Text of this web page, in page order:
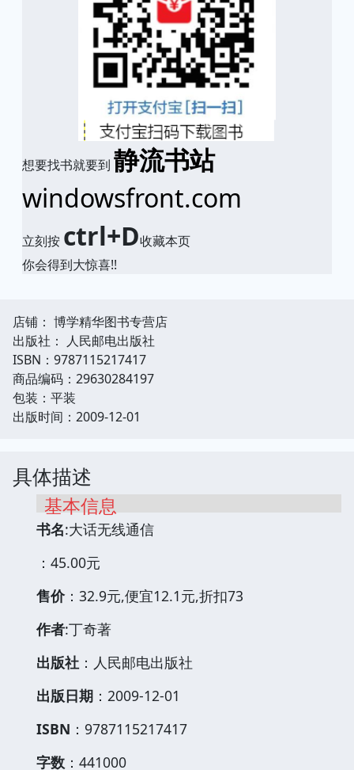
想要找书就要到 静流书站
windowsfront.com
立刻按 ctrl+D收藏本页
你会得到大惊喜!!
店铺： 博学精华图书专营店
出版社： 人民邮电出版社
ISBN：9787115217417
商品编码：29630284197
包装：平装
出版时间：2009-12-01
具体描述
基本信息
书名:大话无线通信
：45.00元
售价：32.9元,便宜12.1元,折扣73
作者:丁奇著
出版社 ：人民邮电出版社
出版日期 ：2009-12-01
ISBN ：9787115217417
字数 ：441000